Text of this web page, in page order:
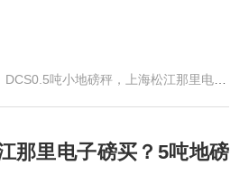
DCS0.5吨小地磅秤，上海松江那里电子磅买？5吨地磅秤价格
那里电子磅买？5吨地磅